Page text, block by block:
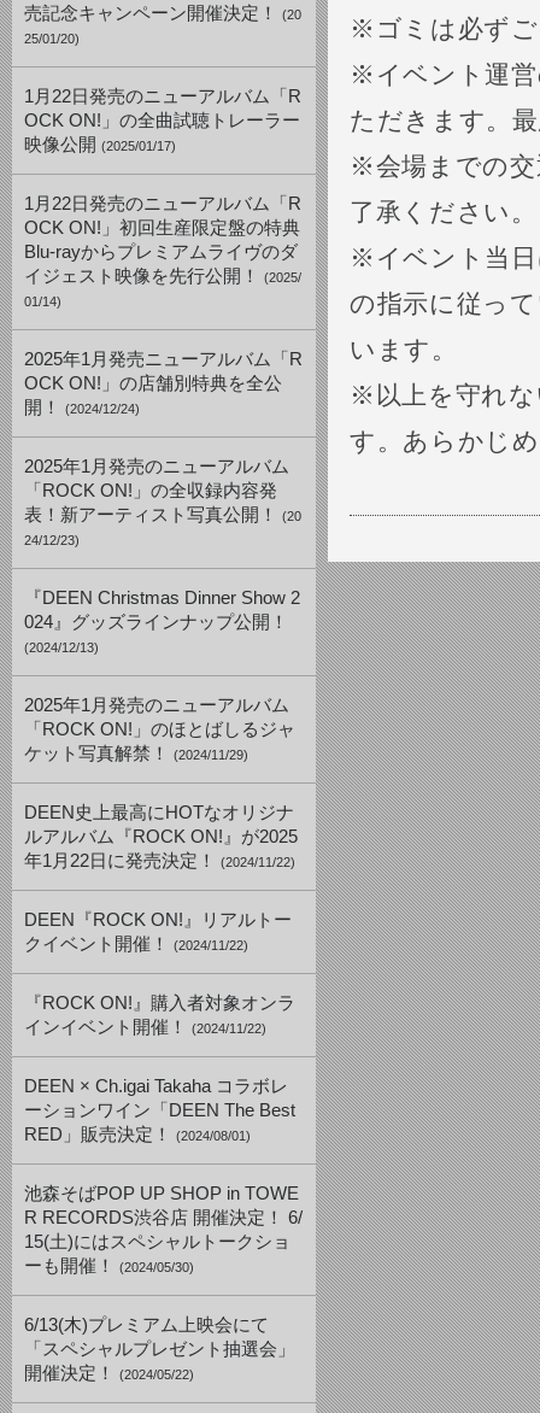
売記念キャンペーン開催決定！
(20
25/01/20)
1月22日発売のニューアルバム「R
OCK ON!」の全曲試聴トレーラー
映像公開 (2025/01/17)
1月22日発売のニューアルバム「R
OCK ON!」初回生産限定盤の特典
Blu-rayからプレミアムライヴのダ
イジェスト映像を先行公開！
(2025/
01/14)
2025年1月発売ニューアルバム「R
OCK ON!」の店舗別特典を全公
開！
(2024/12/24)
2025年1月発売のニューアルバム
「ROCK ON!」の全収録内容発
表！新アーティスト写真公開！
(20
24/12/23)
『DEEN Christmas Dinner Show 2
024』グッズラインナップ公開！
(2024/12/13)
2025年1月発売のニューアルバム
「ROCK ON!」のほとばしるジャ
ケット写真解禁！
(2024/11/29)
DEEN史上最高にHOTなオリジナ
ルアルバム『ROCK ON!』が2025
年1月22日に発売決定！
(2024/11/22)
DEEN『ROCK ON!』リアルトー
クイベント開催！
(2024/11/22)
『ROCK ON!』購入者対象オンラ
インイベント開催！
(2024/11/22)
DEEN × Ch.igai Takaha コラボレ
ーションワイン「DEEN The Best
RED」販売決定！
(2024/08/01)
池森そばPOP UP SHOP in TOWE
R RECORDS渋谷店 開催決定！ 6/
15(土)にはスペシャルトークショ
ーも開催！
(2024/05/30)
6/13(木)プレミアム上映会にて
「スペシャルプレゼント抽選会」
開催決定！
(2024/05/22)
※ゴミは必ず
※イベント運
ただきます。
※会場までの交
了承ください。
※イベント当
の指示に従っ
います。
※以上を守れ
す。あらかじ